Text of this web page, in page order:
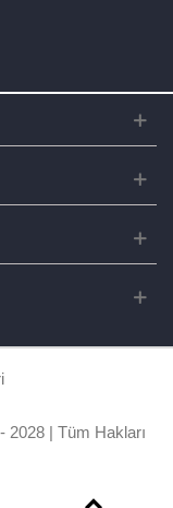
2028 | Tüm Hakları